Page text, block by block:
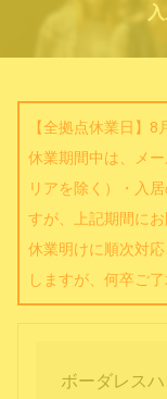
【全拠点休業日】8
休業期間中は、メ
リアを除く）・入
すが、上記期間に
休業明けに順次対
しますが、何卒ご
ボーダレス